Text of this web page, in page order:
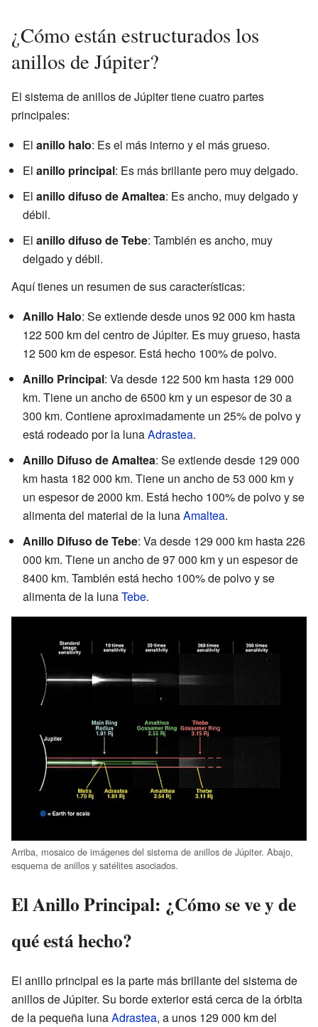
¿Cómo están estructurados los
anillos de Júpiter?
El sistema de anillos de Júpiter tiene cuatro partes
principales:
El anillo halo: Es el más interno y el más grueso.
El anillo principal: Es más brillante pero muy delgado.
El anillo difuso de Amaltea: Es ancho, muy delgado y
débil.
El anillo difuso de Tebe: También es ancho, muy
delgado y débil.
Aquí tienes un resumen de sus características:
Anillo Halo: Se extiende desde unos 92 000 km hasta
122 500 km del centro de Júpiter. Es muy grueso, hasta
12 500 km de espesor. Está hecho 100% de polvo.
Anillo Principal: Va desde 122 500 km hasta 129 000
km. Tiene un ancho de 6500 km y un espesor de 30 a
300 km. Contiene aproximadamente un 25% de polvo y
está rodeado por la lunaAdrastea.
Anillo Difuso de Amaltea: Se extiende desde 129 000
km hasta 182 000 km. Tiene un ancho de 53 000 km y
un espesor de 2000 km. Está hecho 100% de polvo y se
alimenta del material de la lunaAmaltea.
Anillo Difuso de Tebe: Va desde 129 000 km hasta 226
000 km. Tiene un ancho de 97 000 km y un espesor de
8400 km. También está hecho 100% de polvo y se
alimenta de la lunaTebe.
Arriba, mosaico de imágenes del sistema de anillos de Júpiter. Abajo,
esquema de anillos y satélites asociados.
El Anillo Principal: ¿Cómo se ve y de
qué está hecho?
El anillo principal es la parte más brillante del sistema de
anillos de Júpiter. Su borde exterior está cerca de la órbita
de la pequeña lunaAdrastea, a unos 129 000 km del